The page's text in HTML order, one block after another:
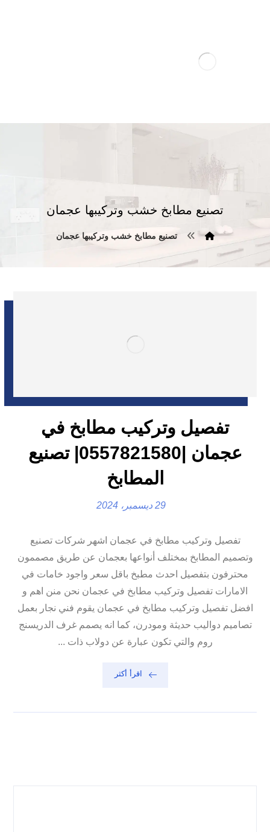
تصنيع مطابخ خشب وتركيبها عجمان
تصنيع مطابخ خشب وتركيبها عجمان
تفصيل وتركيب مطابخ في
عجمان |0557821580| تصنيع
المطابخ
29 ديسمبر، 2024
تفصيل وتركيب مطابخ في عجمان اشهر شركات تصنيع
وتصميم المطابخ بمختلف أنواعها بعجمان عن طريق مصممون
محترفون بتفصيل احدث مطبخ باقل سعر واجود خامات في
الامارات تفصيل وتركيب مطابخ في عجمان نحن منن اهم و
افضل تفصيل وتركيب مطابخ في عجمان يقوم فني نجار بعمل
تصاميم دواليب حديثة ومودرن، كما انه يصمم غرف الدريسنج
روم والتي تكون عبارة عن دولاب ذات ...
اقرأ أكثر